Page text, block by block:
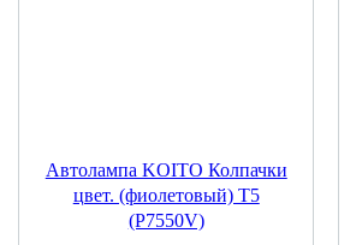
Автолампа KOITO Колпачки
цвет. (фиолетовый) T5
(P7550V)